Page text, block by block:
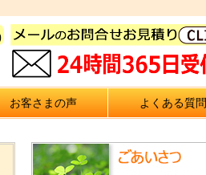
お客さまの声
よくある質問